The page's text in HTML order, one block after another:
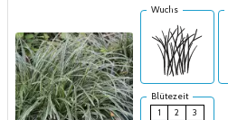
Wuchs
Blütezeit
1
2
3